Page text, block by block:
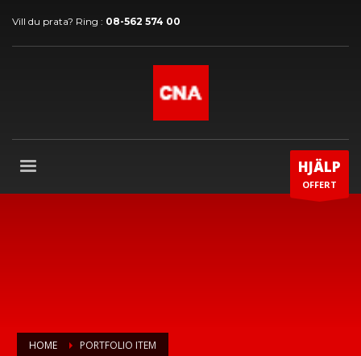
Vill du prata? Ring : 08-562 574 00
HJÄLP
OFFERT
HOME PORTFOLIO ITEM